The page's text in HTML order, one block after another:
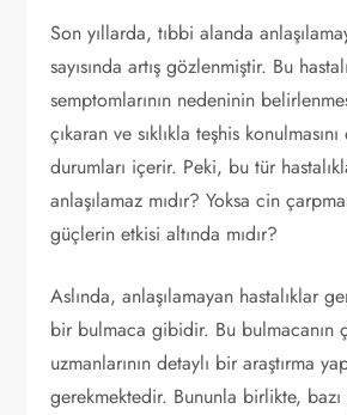
Son yıllarda, tıbbi alanda
sayısında artış gözlenmiştir. Bu
semptomlarının nedeninin
çıkaran ve sıklıkla teşhis
durumları içerir. Peki, bu tür
anlaşılamaz mıdır? Yoksa cin
güçlerin etkisi altında mıdır?
Aslında, anlaşılamayan hastalıklar
bir bulmaca gibidir. Bu bulmacanın
uzmanlarının detaylı bir araştırma
gerekmektedir. Bununla birlikte, bazı